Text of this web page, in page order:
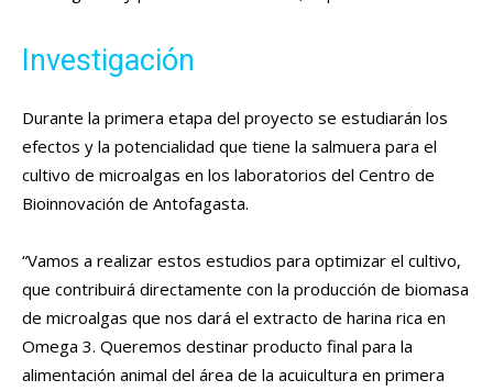
Investigación
Durante la primera etapa del proyecto se estudiarán los
efectos y la potencialidad que tiene la salmuera para el
cultivo de microalgas en los laboratorios del Centro de
Bioinnovación de Antofagasta.
“Vamos a realizar estos estudios para optimizar el cultivo,
que contribuirá directamente con la producción de biomasa
de microalgas que nos dará el extracto de harina rica en
Omega 3. Queremos destinar producto final para la
alimentación animal del área de la acuicultura en primera